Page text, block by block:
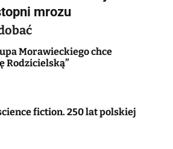
mrozu
Morawieckiego chce
Rodzicielską”
fiction. 250 lat polskiej